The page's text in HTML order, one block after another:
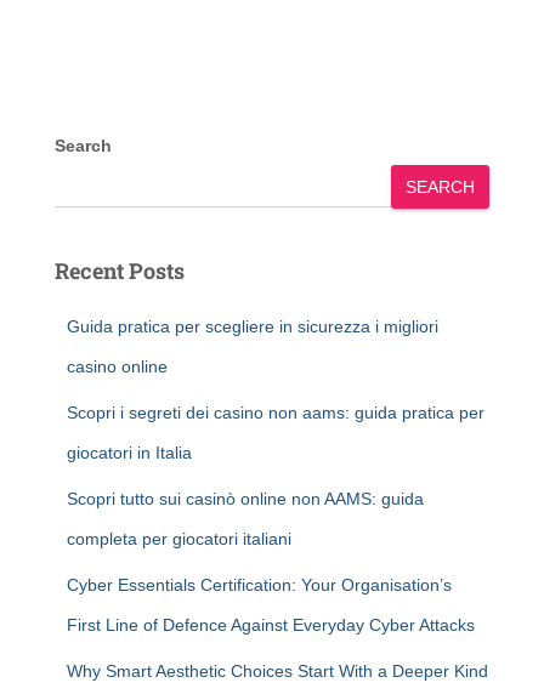
Search
SEARCH
Recent Posts
Guida pratica per scegliere in sicurezza i migliori
casino online
Scopri i segreti dei casino non aams: guida pratica per
giocatori in Italia
Scopri tutto sui casinò online non AAMS: guida
completa per giocatori italiani
Cyber Essentials Certification: Your Organisation’s
First Line of Defence Against Everyday Cyber Attacks
Why Smart Aesthetic Choices Start With a Deeper Kind